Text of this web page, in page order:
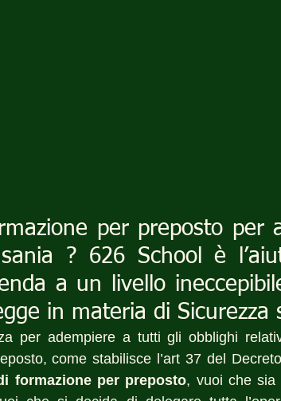
per preposto per
? 626 School è
a un livello
in materia di Sicurezza
per adempiere a tutti gli obblighi
come stabilisce l’art 37 del
formazione per preposto, vuoi che sia